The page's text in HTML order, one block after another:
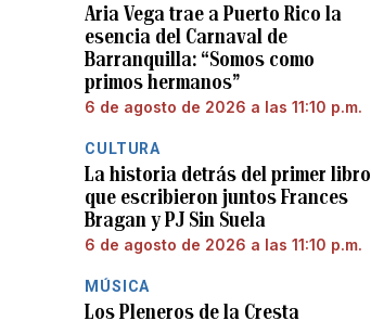
Aria Vega trae a Puerto Rico la
esencia del Carnaval de
Barranquilla: “Somos como
primos hermanos”
6 de agosto de 2026 a las 11:10 p.m.
CULTURA
La historia detrás del primer libro
que escribieron juntos Frances
Bragan y PJ Sin Suela
6 de agosto de 2026 a las 11:10 p.m.
MÚSICA
Los Pleneros de la Cresta